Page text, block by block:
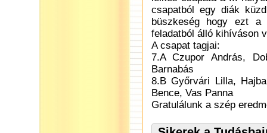
csapatból egy diák
büszkeség hogy ezt
feladatból álló kihíváson
A csapat tagjai:
7.A Czupor András,
Barnabás
8.B Győrvári Lilla,
Bence, Vas Panna
Gratulálunk a szép